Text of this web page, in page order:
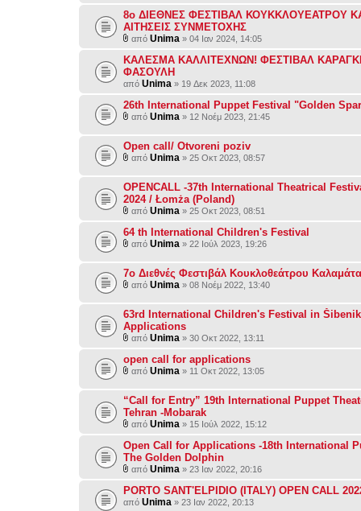
8ο ΔΙΕΘΝΕΣ ΦΕΣΤΙΒΑΛ ΚΟΥΚΚΛΟΥΕΑΤΡΟΥ
ΑΙΤΗΣΕΙΣ ΣΥΝΜΕΤΟΧΗΣ
από Unima » 04 Ιαν 2024, 14:05
ΚΑΛΕΣΜΑ ΚΑΛΛΙΤΕΧΝΩΝ! ΦΕΣΤΙΒΑΛ
ΦΑΣΟΥΛΗ
από Unima » 19 Δεκ 2023, 11:08
26th International Puppet Festival "Golden
από Unima » 12 Νοέμ 2023, 21:45
Open call/ Otvoreni poziv
από Unima » 25 Οκτ 2023, 08:57
OPENCALL -37th International Theatrical
2024 / Łomża (Poland)
από Unima » 25 Οκτ 2023, 08:51
64 th International Children's Festival
από Unima » 22 Ιούλ 2023, 19:26
7ο Διεθνές Φεστιβάλ Κουκλοθεάτρου
από Unima » 08 Νοέμ 2022, 13:40
63rd International Children's Festival in
Applications
από Unima » 30 Οκτ 2022, 13:11
open call for applications
από Unima » 11 Οκτ 2022, 13:05
“Call for Entry” 19th International Puppet
Tehran -Mobarak
από Unima » 15 Ιούλ 2022, 15:12
Open Call for Applications -18th International
The Golden Dolphin
από Unima » 23 Ιαν 2022, 20:16
PORTO SANT'ELPIDIO (ITALY) OPEN CALL
από Unima » 23 Ιαν 2022, 20:13